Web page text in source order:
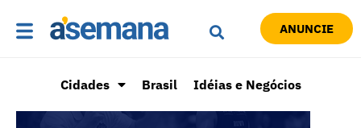
ANUNCIE
Cidades Brasil Idéias e Negócios